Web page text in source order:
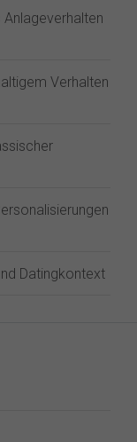
Verhalten
Datingkontext